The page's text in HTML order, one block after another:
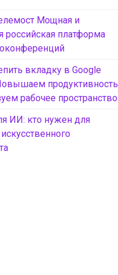
Мощная и
российская платформа
вкладку в Google
продуктивность
рабочее пространство
ИИ: кто нужен для